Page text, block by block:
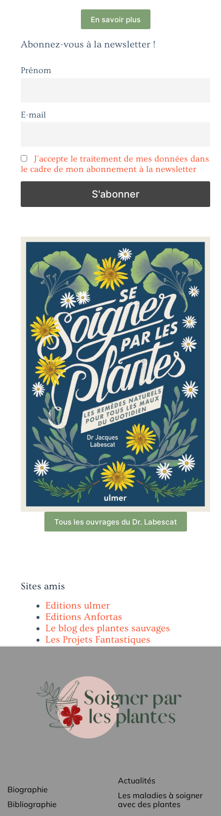
En savoir plus
Abonnez-vous à la newsletter !
Prénom
E-mail
J'accepte le traitement de mes données dans
le cadre de mon abonnement à la newsletter
Tous les ouvrages du Dr. Labescat
Sites amis
Editions ulmer
Editions Anfortas
Le blog des plantes sauvages
Les Projets Fantastiques
Biographie
Bibliographie
Actualités
Les maladies à soigner
avec des plantes